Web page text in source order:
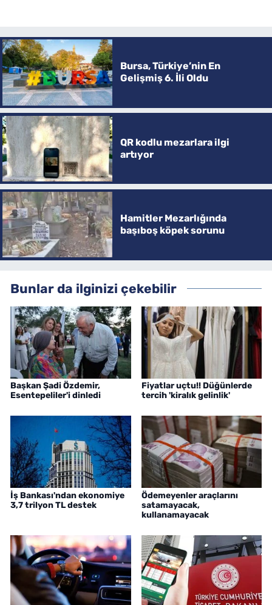
Bursa, Türkiye’nin En
Gelişmiş 6. İli Oldu
QR kodlu mezarlara ilgi
artıyor
Hamitler Mezarlığında
başıboş köpek sorunu
Bunlar da ilginizi çekebilir
Başkan Şadi Özdemir,
Esentepeliler'i dinledi
Fiyatlar uçtu!! Düğünlerde
tercih 'kiralık gelinlik'
İş Bankası'ndan ekonomiye
3,7 trilyon TL destek
Ödemeyenler araçlarını
satamayacak,
kullanamayacak